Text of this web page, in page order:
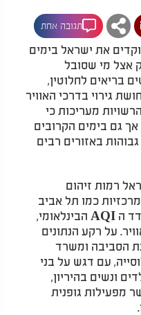
תגובה אחת
את ישראל בימים
אצל מי שסובל
בריאים לחלוטין,
גירוי בדרכי האוויר
מעריכות כי
גם בימים הקרובים
גבוהות באזורים רבים
רמות זיהום
כמו תל אביב
הAQI הבינלאומי,
על רקע הנתונים
הסביבה ומשרד
עם דגש על בני
ונשים בהיריון,
מפעילות גופנית